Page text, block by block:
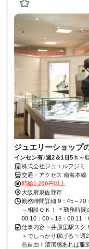
ジュエリーショップ
インセン有♪週2＆1日5ｈ
株式会社ジュエルフジ
交通・アクセス 南海本
時給1,200円以上
大阪府泉佐野市
勤務時間詳細 9：45～20
～相談ＯＫ！ ＊勤務時
00 10：00～18：00 11
仕事内容 ✨井原里駅スグ
＞でしっかり稼げる ✨
色自由！清潔感あれば服